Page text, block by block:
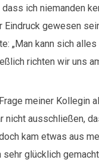
ich niemanden
gewesen
„Man kann sich
richten wir uns
meiner Kollegin
nicht ausschließen,
kam etwas aus
sehr glücklich